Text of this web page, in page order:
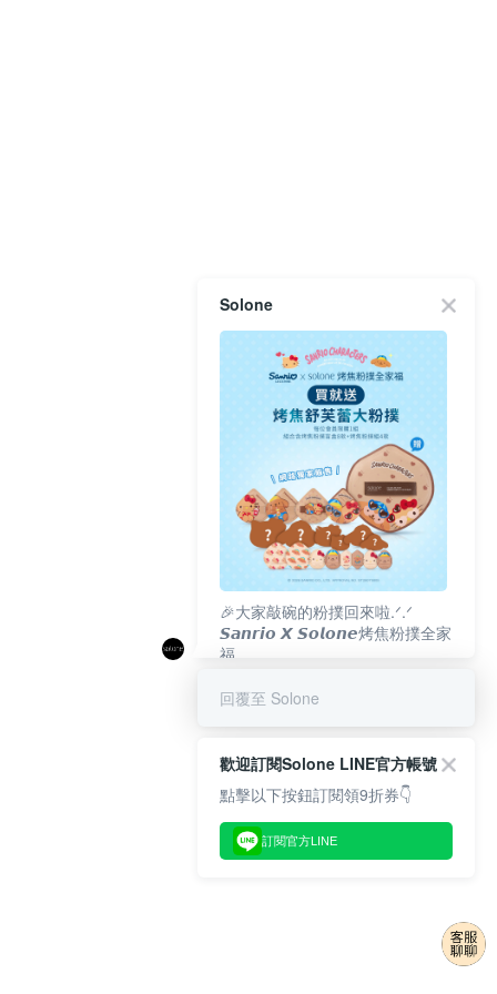
Solone
🎉大家敲碗的粉撲回來啦.ᐟ‪‪.ᐟ
𝙎𝙖𝙣𝙧𝙞𝙤 𝙓 𝙎𝙤𝙡𝙤𝙣𝙚烤焦粉撲全家
福
回覆至 Solone
歡迎訂閱Solone LINE官方帳號
點擊以下按鈕訂閱領9折券👇
訂閱官方LINE